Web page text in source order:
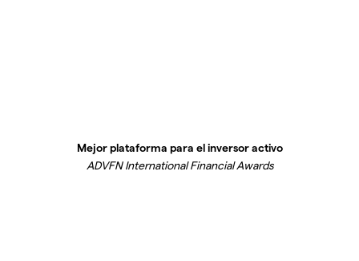
Mejor plataforma para el inversor activo
ADVFN International Financial Awards